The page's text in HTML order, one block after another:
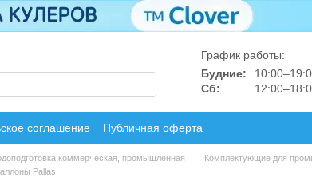
График работы:
Будние:
Сб:
соглашение Публичная оферта
коммерческая, промышленная
Комплектующие для
Pallas